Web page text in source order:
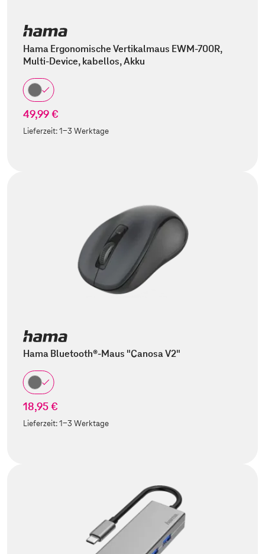
Hama Ergonomische Vertikalmaus EWM-700R,
Multi-Device, kabellos, Akku
49,99 €
Lieferzeit:1-3 Werktage
Hama Bluetooth®-Maus "Canosa V2"
18,95 €
Lieferzeit:1-3 Werktage